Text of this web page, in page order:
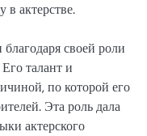
актерстве.
своей роли
талант и
по которой его
Эта роль дала
актерского